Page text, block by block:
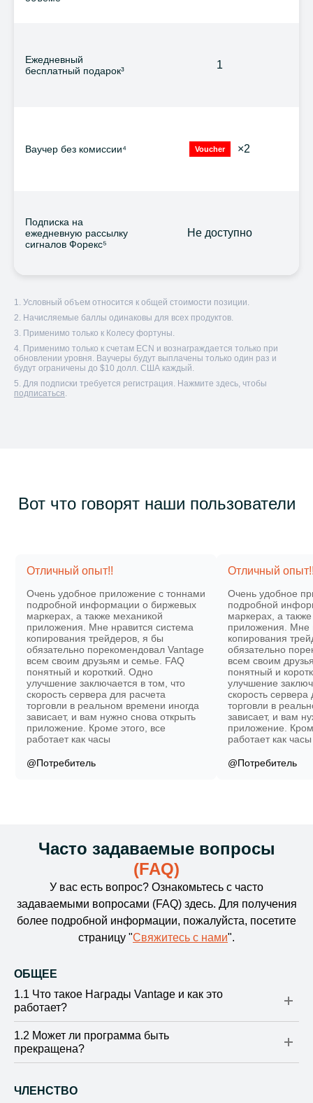
Ежедневный
бесплатный подарок³
Ваучер без комиссии⁴
Подписка на
ежедневную рассылку
сигналов Форекс⁵
1
Voucher ×2
Не доступно
1. Условный объем относится к общей стоимости позиции.
2. Начисляемые баллы одинаковы для всех продуктов.
3. Применимо только к Колесу фортуны.
4. Применимо только к счетам ECN и вознаграждается только при
обновлении уровня. Ваучеры будут выплачены только один раз и
будут ограничены до $10 долл. США каждый.
5. Для подписки требуется регистрация. Нажмите здесь, чтобы
подписаться.
Вот что говорят наши пользователи
Отличный опыт!!
Очень удобное приложение с тоннами
подробной информации о биржевых
маркерах, а также механикой
приложения. Мне нравится система
копирования трейдеров, я бы
обязательно порекомендовал Vantage
всем своим друзьям и семье. FAQ
понятный и короткий. Одно
улучшение заключается в том, что
скорость сервера для расчета
торговли в реальном времени иногда
зависает, и вам нужно снова открыть
приложение. Кроме этого, все
работает как часы
@Потребитель
Отличный
Очень удобное
подробной
маркерах, а
приложения. Мне
копирования
обязательно
всем своим
понятный и
улучшение
скорость сервера
торговли в
зависает, и вам
приложение.
работает как часы
@Потребитель
Часто задаваемые вопросы
(FAQ)
У вас есть вопрос? Ознакомьтесь с часто
задаваемыми вопросами (FAQ) здесь. Для получения
более подробной информации, пожалуйста, посетите
страницу "Свяжитесь с нами".
ОБЩЕЕ
1.1 Что такое Награды Vantage и как это
работает?
1.2 Может ли программа быть
прекращена?
ЧЛЕНСТВО